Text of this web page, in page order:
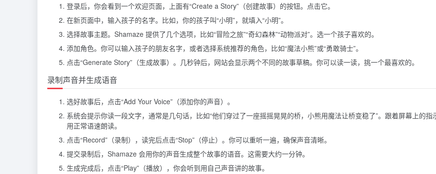
登录后，你会看到一个欢迎页面，上面有“Create a Story”（创建故事）的按钮。点击它。
在新页面中，输入孩子的名字。比如，你的孩子叫“小明”，就填入“小明”。
选择故事主题。Shamaze 提供了几个选项，比如“冒险之旅”“奇幻森林”“动物派对”。选一个孩子喜欢的。
添加角色。你可以输入孩子的朋友名字，或者选择系统推荐的角色，比如“魔法小熊”或“勇敢骑士”。
点击“Generate Story”（生成故事）。几秒钟后，网站会显示两个不同的故事草稿。你可以读一读，挑一个最喜欢的。
录制声音并生成语音
选好故事后，点击“Add Your Voice”（添加你的声音）。
系统会提示你读一段文字，通常是几句话，比如“他们穿过了一座摇摇晃晃的桥，小熊用魔法让桥变稳了”。跟着屏幕上的指
用正常语速朗读。
点击“Record”（录制），读完后点击“Stop”（停止）。你可以重听一遍，确保声音清晰。
提交录制后，Shamaze 会用你的声音生成整个故事的语音。这需要大约一分钟。
生成完成后，点击“Play”（播放），你会听到用自己声音讲的故事。